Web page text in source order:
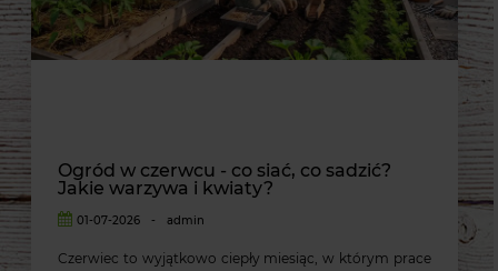
Ogród w czerwcu - co siać, co sadzić?
Jakie warzywa i kwiaty?
01-07-2026 - admin
Czerwiec to wyjątkowo ciepły miesiąc, w którym prace